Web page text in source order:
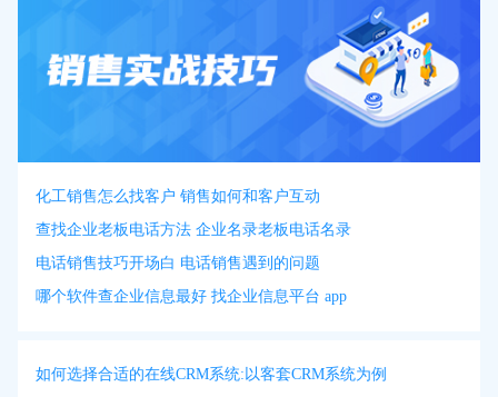
化工销售怎么找客户 销售如何和客户互动
查找企业老板电话方法 企业名录老板电话名录
电话销售技巧开场白 电话销售遇到的问题
哪个软件查企业信息最好 找企业信息平台 app
如何选择合适的在线CRM系统:以客套CRM系统为例